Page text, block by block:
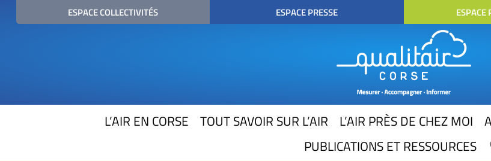
ESPACE COLLECTIVITÉS ESPACE PRESSE ESPACE
L’AIR EN CORSE TOUT SAVOIR SUR L’AIR L’AIR PRÈS DE CHEZ MOI
PUBLICATIONS ET RESSOURCES